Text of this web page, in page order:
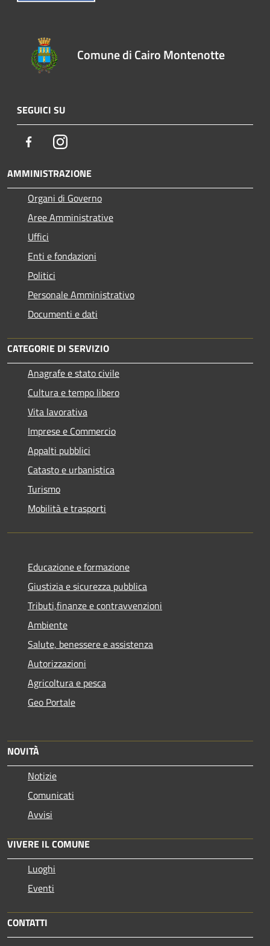
Comune di Cairo Montenotte
SEGUICI SU
FacebookInstagram
AMMINISTRAZIONE
Organi di Governo
Aree Amministrative
Uffici
Enti e fondazioni
Politici
Personale Amministrativo
Documenti e dati
CATEGORIE DI SERVIZIO
Anagrafe e stato civile
Cultura e tempo libero
Vita lavorativa
Imprese e Commercio
Appalti pubblici
Catasto e urbanistica
Turismo
Mobilità e trasporti
Educazione e formazione
Giustizia e sicurezza pubblica
Tributi,finanze e contravvenzioni
Ambiente
Salute, benessere e assistenza
Autorizzazioni
Agricoltura e pesca
Geo Portale
NOVITÀ
Notizie
Comunicati
Avvisi
VIVERE IL COMUNE
Luoghi
Eventi
CONTATTI